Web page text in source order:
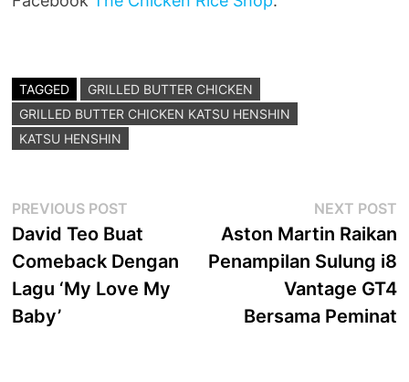
TAGGED
GRILLED BUTTER CHICKEN
GRILLED BUTTER CHICKEN KATSU HENSHIN
KATSU HENSHIN
Post
navigation
PREVIOUS POST
post:
David Teo Buat
Comeback Dengan
Lagu ‘My Love My
Baby’
NEXT POST
Aston Martin Raikan
Penampilan Sulung i8
Vantage GT4
Bersama Peminat